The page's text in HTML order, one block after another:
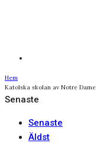
Hem
Katolska skolan av Notre Dame
Senaste
Senaste
Äldst